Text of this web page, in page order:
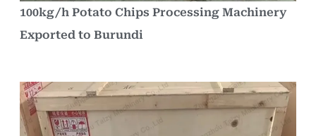
100kg/h Potato Chips Processing Machinery
Exported to Burundi